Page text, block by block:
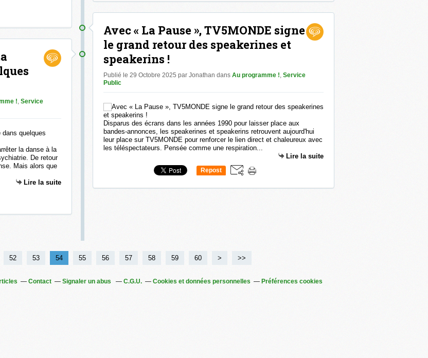
!, Service
la danse à la
De retour
Mais alors que
Lire la suite
Avec « La Pause », TV5MONDE signe
le grand retour des speakerines et
speakerins !
Publié le 29 Octobre 2025 par Jonathan dans Au programme !, Service
Public
Disparus des écrans dans les années 1990 pour laisser place aux
bandes-annonces, les speakerines et speakerins retrouvent aujourd'hui
leur place sur TV5MONDE pour renforcer le lien direct et chaleureux avec
les téléspectateurs. Pensée comme une respiration...
Lire la suite
Repost
52 53 54 55 56 57 58 59 60 70
80
90
100
200
300
400
> >>
Contact Signaler un abus C.G.U. Cookies et données personnelles Préférences cookies